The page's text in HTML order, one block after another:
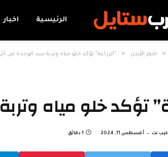
الرئيسية اخبار
» اخبار الأردن » “الزراعة” تؤكد خلو مياه وتربة سد الوحدة من أثر
تؤكد خلو مياه
نت أغسطس 11, 2024 1 دقائق